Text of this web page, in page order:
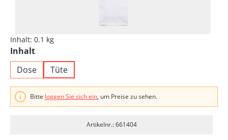
Inhalt: 0.1 kg
Inhaltauswählen
Dose
Tüte
Bitte loggen Sie sich ein, um Preise zu sehen.
Artikelnr.: 661404